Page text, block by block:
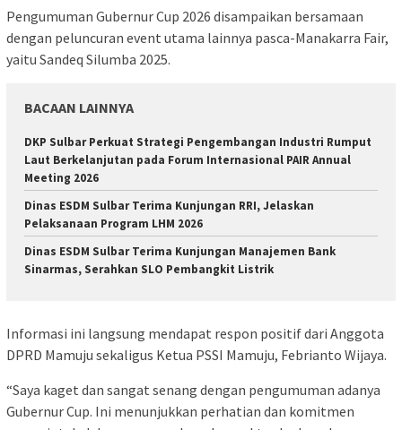
Pengumuman Gubernur Cup 2026 disampaikan bersamaan
dengan peluncuran event utama lainnya pasca-Manakarra Fair,
yaitu Sandeq Silumba 2025.
BACAAN LAINNYA
DKP Sulbar Perkuat Strategi Pengembangan Industri Rumput
Laut Berkelanjutan pada Forum Internasional PAIR Annual
Meeting 2026
Dinas ESDM Sulbar Terima Kunjungan RRI, Jelaskan
Pelaksanaan Program LHM 2026
Dinas ESDM Sulbar Terima Kunjungan Manajemen Bank
Sinarmas, Serahkan SLO Pembangkit Listrik
Informasi ini langsung mendapat respon positif dari Anggota
DPRD Mamuju sekaligus Ketua PSSI Mamuju, Febrianto Wijaya.
“Saya kaget dan sangat senang dengan pengumuman adanya
Gubernur Cup. Ini menunjukkan perhatian dan komitmen